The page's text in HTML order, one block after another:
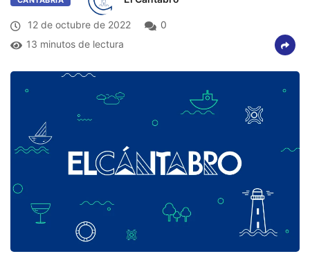
12 de octubre de 2022
0
13 minutos de lectura